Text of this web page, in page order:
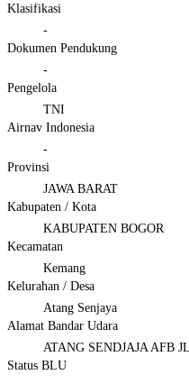
Klasifikasi
-
Dokumen Pendukung
-
Pengelola
TNI
Airnav Indonesia
-
Provinsi
JAWA BARAT
Kabupaten / Kota
KABUPATEN BOGOR
Kecamatan
Kemang
Kelurahan / Desa
Atang Senjaya
Alamat Bandar Udara
ATANG SENDJAJA AFB
Status BLU